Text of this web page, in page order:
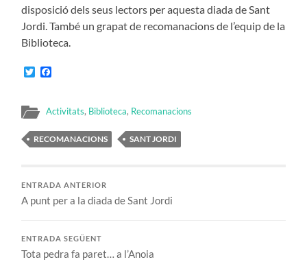
disposició dels seus lectors per aquesta diada de Sant
Jordi. També un grapat de recomanacions de l’equip de la
Biblioteca.
Twitter
Activitats, Biblioteca, Recomanacions
RECOMANACIONS SANT JORDI
ENTRADA ANTERIOR
A punt per a la diada de Sant Jordi
ENTRADA SEGÜENT
Tota pedra fa paret… a l’Anoia